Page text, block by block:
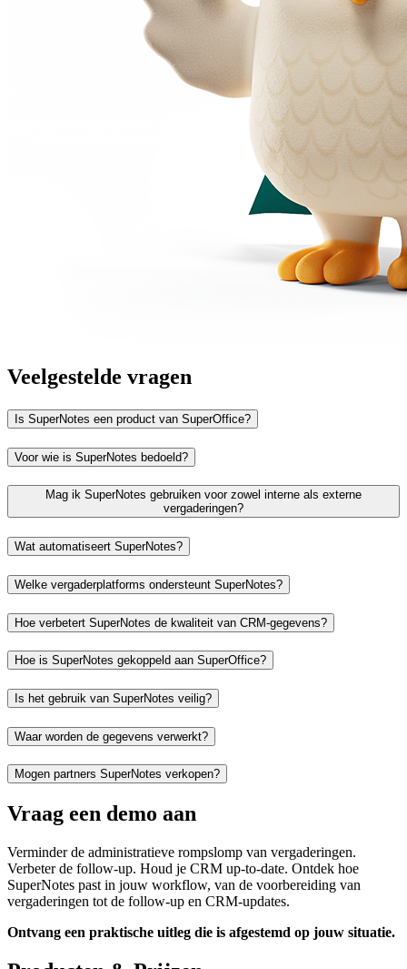
Veelgestelde vragen
Is SuperNotes een product van SuperOffice?
Voor wie is SuperNotes bedoeld?
Mag ik SuperNotes gebruiken voor zowel interne als externe
vergaderingen?
Wat automatiseert SuperNotes?
Welke vergaderplatforms ondersteunt SuperNotes?
Hoe verbetert SuperNotes de kwaliteit van CRM-gegevens?
Hoe is SuperNotes gekoppeld aan SuperOffice?
Is het gebruik van SuperNotes veilig?
Waar worden de gegevens verwerkt?
Mogen partners SuperNotes verkopen?
Vraag een demo aan
Verminder de administratieve rompslomp van vergaderingen.
Verbeter de follow-up. Houd je CRM up-to-date. Ontdek hoe
SuperNotes past in jouw workflow, van de voorbereiding van
vergaderingen tot de follow-up en CRM-updates.
Ontvang een praktische uitleg die is afgestemd op jouw situatie.